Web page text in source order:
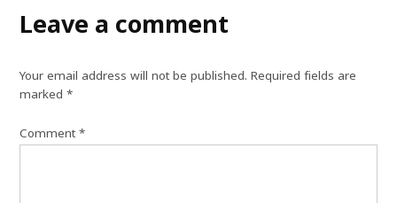
Leave a comment
Your email address will not be published. Required fields are
marked*
Comment*